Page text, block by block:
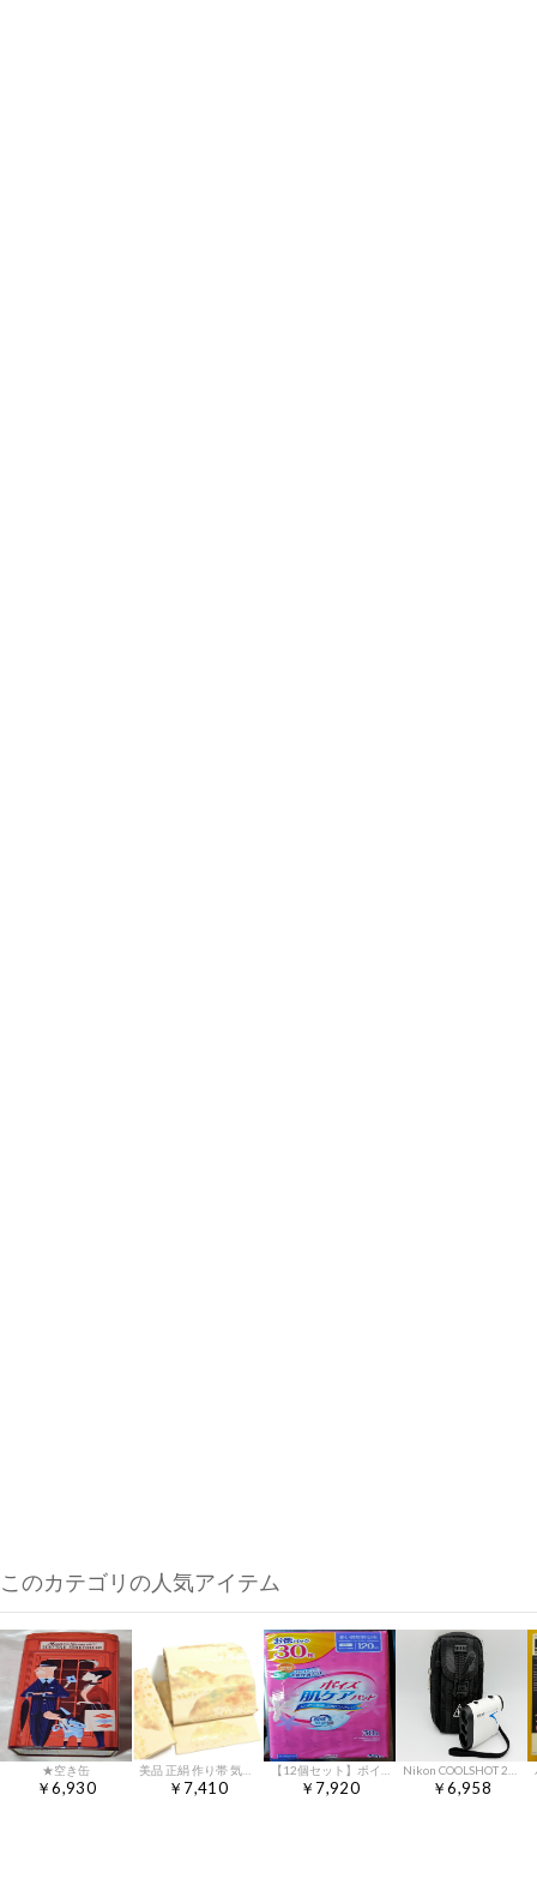
このカテゴリの人気アイテム
★空き缶
￥6,930
美品 正絹 作り帯 気品を纏うシャンパンゴールド 袋帯 二部式 二重太鼓
￥7,410
【12個セット】ポイズ 肌ケアパッド レギュラー 120cc (30枚)
￥7,920
Nikon COOLSHOT 20 ニコン クールショット ゴルフ用距離計
￥6,958